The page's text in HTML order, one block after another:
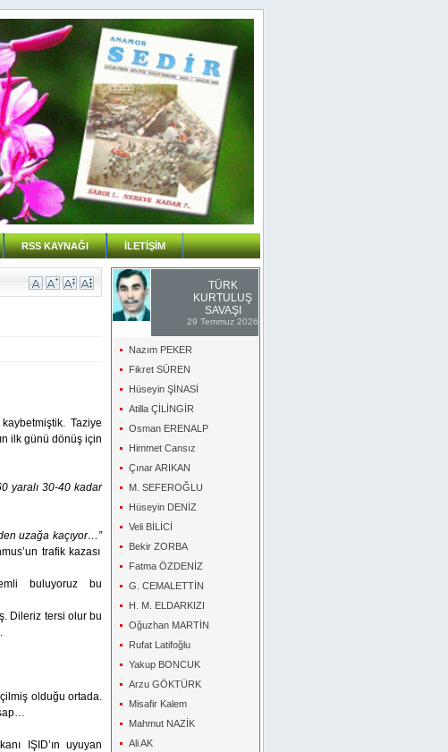
RSS KAYNAĞI İLETİŞİM
kaybetmiştik. Taziye
ilk günü dönüş için
yaralı 30-40 kadar
uzağa kaçıyor…”
trafik kazası
buluyoruz bu
Dileriz tersi olur bu
olduğu ortada.
IŞID’ın uyuyan
TÜRK
KURTULUŞ
SAVAŞI
29 Temmuz 2026
Nazım PEKER
Fikret SÜREN
Hüseyin ŞİNASİ
Atilla ÇİLİNGİR
Osman ERENALP
Himmet Cansız
Çınar ARIKAN
M. SEFEROĞLU
Hüseyin DENİZ
Veli BİLİCİ
Bekir ZORBA
Fatma ÖZDENİZ
G. CEMALETTİN
H. M. ELDARKIZI
Oğuzhan MARTİN
Rufat Latifoğlu
Yakup BONCUK
Arzu GÖKTÜRK
Misafir Kalem
Mahmut NAZİK
Ali AK